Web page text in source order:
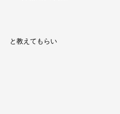
と教えてもらい